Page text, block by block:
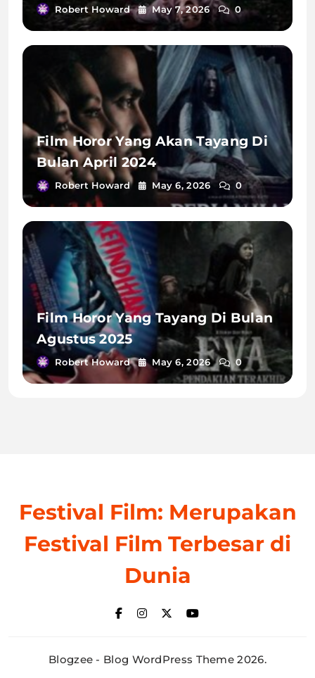
Robert Howard May 7, 2026 0
Film Horor Yang Akan Tayang Di
Bulan April 2024
Robert Howard May 6, 2026 0
Film Horor Yang Tayang Di Bulan
Agustus 2025
Robert Howard May 6, 2026 0
Festival Film: Merupakan
Festival Film Terbesar di
Dunia
Blogzee - Blog WordPress Theme 2026.